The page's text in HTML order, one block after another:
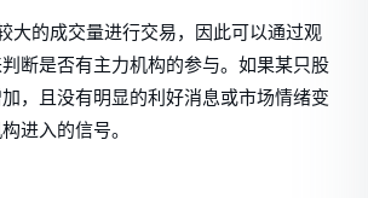
大的成交量进行交易，因此可以通过观
断是否有主力机构的参与。如果某只股
，且没有明显的利好消息或市场情绪变
进入的信号。